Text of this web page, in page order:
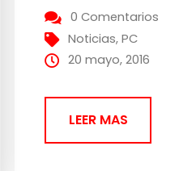
dólar. Pero por lo que
Reino Unido ya que no...
0 Comentarios
Noticias,PC
20 mayo, 2016
LEER MAS